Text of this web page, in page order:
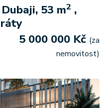
53 m2 ,
5 000 000 Kč (za
nemovitost)